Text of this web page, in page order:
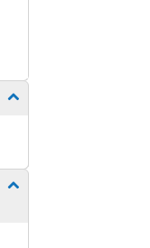
Mostrar/ocultar subpáginas
Mostrar/ocultar subpáginas